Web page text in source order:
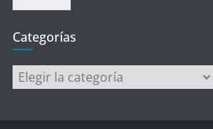
Categorías
Categorías